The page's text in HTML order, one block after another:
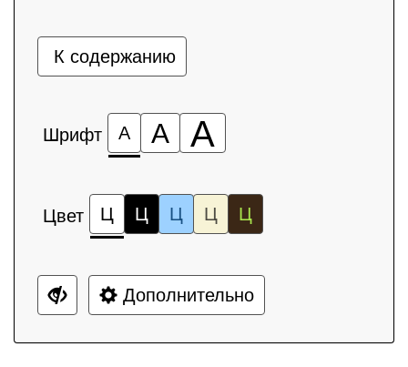
К содержанию
Шрифт А А А
Цвет Ц Ц Ц Ц Ц
Дополнительно